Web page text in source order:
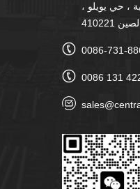
، حي يويلو ،
410221
0086-731-
0086 131